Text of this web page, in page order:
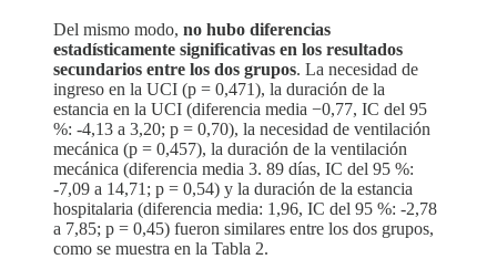
Del mismo modo, no hubo diferencias
estadísticamente significativas en los resultados
secundarios entre los dos grupos. La necesidad de
ingreso en la UCI (p = 0,471), la duración de la
estancia en la UCI (diferencia media −0,77, IC del 95
%: -4,13 a 3,20; p = 0,70), la necesidad de ventilación
mecánica (p = 0,457), la duración de la ventilación
mecánica (diferencia media 3. 89 días, IC del 95 %:
-7,09 a 14,71; p = 0,54) y la duración de la estancia
hospitalaria (diferencia media: 1,96, IC del 95 %: -2,78
a 7,85; p = 0,45) fueron similares entre los dos grupos,
como se muestra en la Tabla 2.